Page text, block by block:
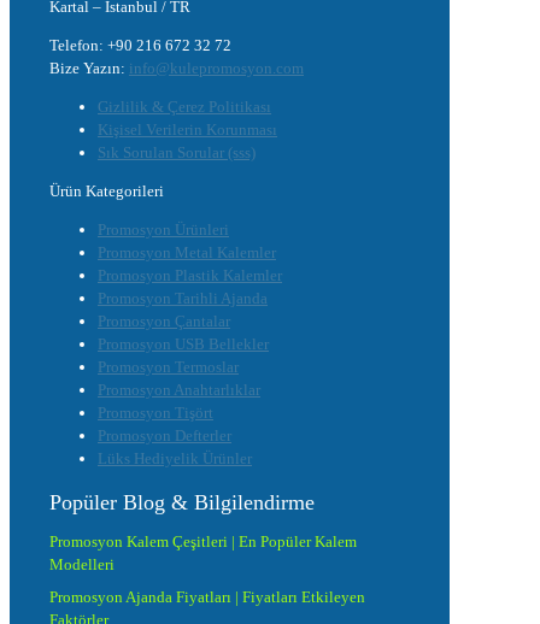
Kartal – İstanbul / TR
Telefon: +90 216 672 32 72
Bize Yazın: info@kulepromosyon.com
Gizlilik & Çerez Politikası
Kişisel Verilerin Korunması
Sık Sorulan Sorular (sss)
Ürün Kategorileri
Promosyon Ürünleri
Promosyon Metal Kalemler
Promosyon Plastik Kalemler
Promosyon Tarihli Ajanda
Promosyon Çantalar
Promosyon USB Bellekler
Promosyon Termoslar
Promosyon Anahtarlıklar
Promosyon Tişört
Promosyon Defterler
Lüks Hediyelik Ürünler
Popüler Blog & Bilgilendirme
Promosyon Kalem Çeşitleri | En Popüler Kalem
Modelleri
Promosyon Ajanda Fiyatları | Fiyatları Etkileyen
Faktörler